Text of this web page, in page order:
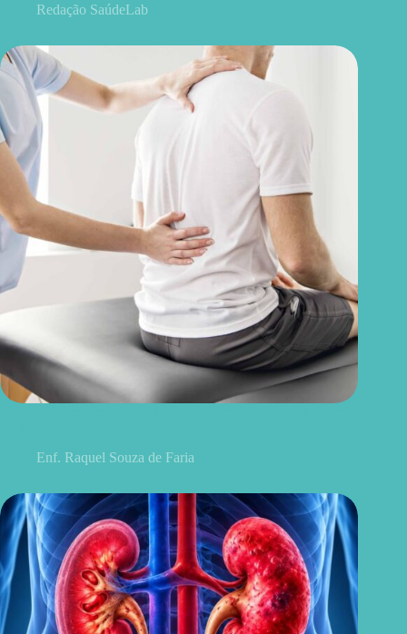
Redação SaúdeLab
Enf. Raquel Souza de Faria